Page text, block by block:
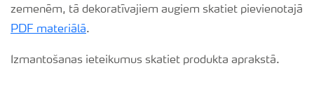
zemenēm, tā dekoratīvajiem augiem skatiet pievienotajā
PDF materiālā.
Izmantošanas ieteikumus skatiet produkta aprakstā.